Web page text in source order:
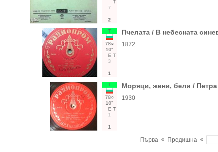
Т
7
2
Т
78○
10"
Е Т
3
1
Пчелата / В небесната
1872
Т
78○
10"
Е Т
1
1
Моряци, жени, бели /
1930
Първа « Предишна «